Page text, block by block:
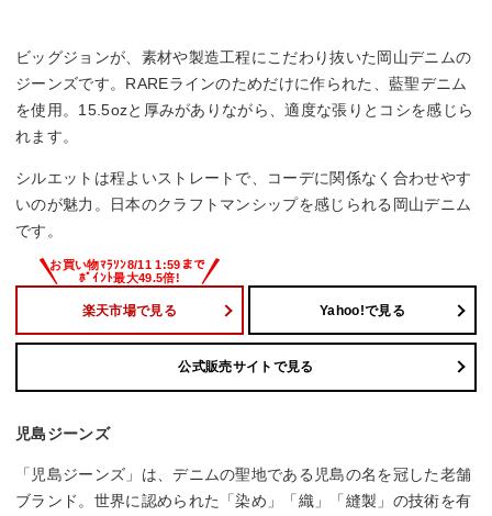
ビッグジョンが、素材や製造工程にこだわり抜いた岡山デニムの
ジーンズです。RAREラインのためだけに作られた、藍聖デニム
を使用。15.5ozと厚みがありながら、適度な張りとコシを感じら
れます。
シルエットは程よいストレートで、コーデに関係なく合わせやす
いのが魅力。日本のクラフトマンシップを感じられる岡山デニム
です。
楽天市場で見る Yahoo!で見る
公式販売サイトで見る
児島ジーンズ
「児島ジーンズ」は、デニムの聖地である児島の名を冠した老舗
ブランド。世界に認められた「染め」「織」「縫製」の技術を有